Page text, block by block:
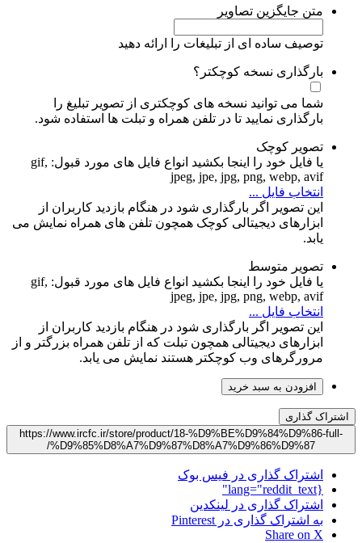
متن جایگزین تصاویر
توصیف ساده‌ ای از تبلیغات را ارائه دهید
بارگذاری نسخه کوچکتر؟
شما می توانید نسخه های کوچکتری از تصویر تبلیغ را
بارگذاری نمایید تا در تلفن همراه و تبلت ها استفاده شود.
تصویر کوچک
یا فایل خود را اینجا بکشید
انواع فایل های مورد قبول: gif,
jpeg, jpe, jpg, png, webp, avif
انتخاب فایل ...
این تصویر اگر بارگذاری شود در هنگام بازدید کاربران از
ابزارهای دیجیتالی کوچک همچون تلفن های همراه نمایش می
یابد.
تصویر متوسط
یا فایل خود را اینجا بکشید
انواع فایل های مورد قبول: gif,
jpeg, jpe, jpg, png, webp, avif
انتخاب فایل ...
این تصویر اگر بارگذاری شود در هنگام بازدید کاربران از
ابزارهای دیجیتالی همچون تبلت که از تلفن همراه بزرگتر و از
مرورگرهای وب کوچکتر هستند نمایش می یابد.
افزودن به سبد‌ خرید
اشتراک گذاری
https://www.ircfc.ir/store/product/18-%D9%BE%D9%84%D9%86-full-
%D9%85%D8%A7%D9%87%D8%A7%D9%86%D9%87/
اشتراک گذاری در فیس بوک
{lang="reddit_text"
اشتراک گذاری در لینکدین
به اشتراک گذاری در Pinterest
Share on X